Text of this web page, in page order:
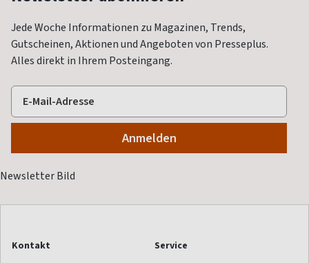
Jede Woche Informationen zu Magazinen, Trends,
Gutscheinen, Aktionen und Angeboten von Presseplus.
Alles direkt in Ihrem Posteingang.
Kontakt
Service